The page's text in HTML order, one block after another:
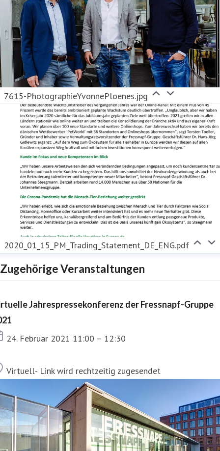
7615-PhotographieYvonnePloenes.jpg
2020_01_15_PM_Trading_Statement_DE_ENG.pdf
Zugehörige Veranstaltungen
Jahrespressekonferenz der Fressnapf-Gruppe
Termin
24. Februar 2021 11:00 – 12:30
Ort
Virtuell- Link wird rechtzeitig zugesendet